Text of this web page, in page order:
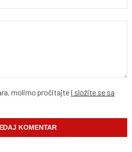
molimo pročitajte i složite se sa